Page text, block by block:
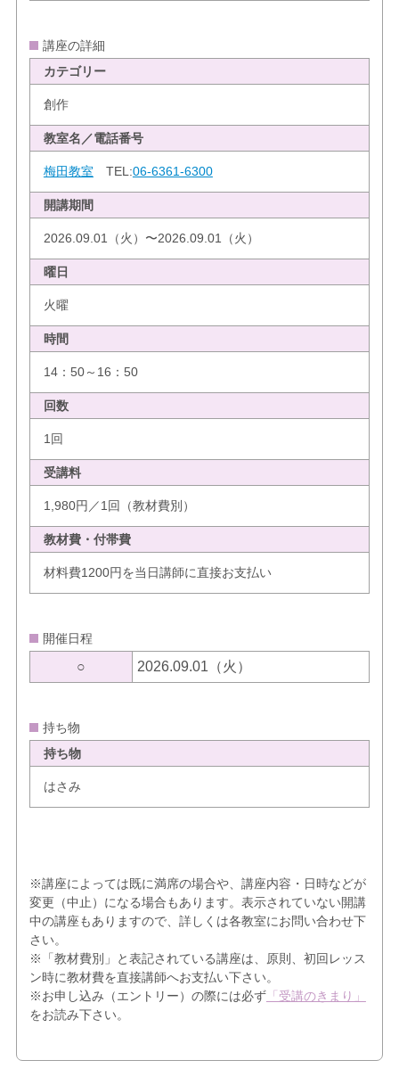
講座の詳細
カテゴリー
創作
教室名／電話番号
梅田教室 TEL:06-6361-6300
開講期間
2026.09.01（火）〜2026.09.01（火）
曜日
火曜
時間
14：50～16：50
回数
1回
受講料
1,980円／1回（教材費別）
教材費・付帯費
材料費1200円を当日講師に直接お支払い
開催日程
○ 2026.09.01（火）
持ち物
持ち物
はさみ
※講座によっては既に満席の場合や、講座内容・日時などが
変更（中止）になる場合もあります。表示されていない開講
中の講座もありますので、詳しくは各教室にお問い合わせ下
さい。
※「教材費別」と表記されている講座は、原則、初回レッス
ン時に教材費を直接講師へお支払い下さい。
※お申し込み（エントリー）の際には必ず「受講のきまり」
をお読み下さい。